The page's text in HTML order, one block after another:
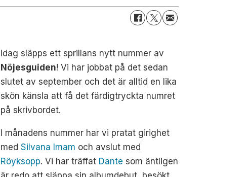
Idag släpps ett sprillans nytt nummer av
Nöjesguiden! Vi har jobbat på det sedan
slutet av september och det är alltid en lika
skön känsla att få det färdigtryckta numret
på skrivbordet.
I månadens nummer har vi pratat girighet
med Silvana Imam och avslut med
Röyksopp. Vi har träffat Dante som äntligen